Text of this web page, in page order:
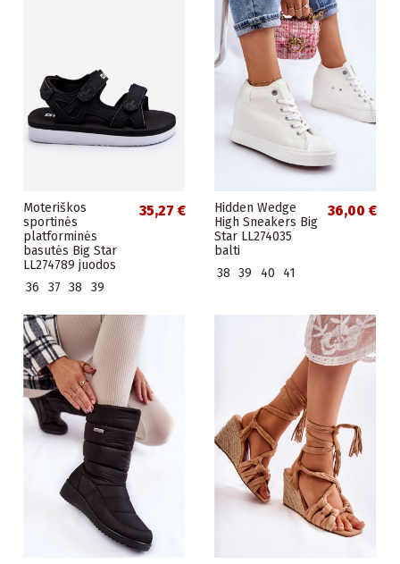
Moteriškos
sportinės
platforminės
basutės Big Star
LL274789 juodos
35,27 €
36 37 38 39
Hidden Wedge
High Sneakers Big
Star LL274035
balti
36,00 €
38 39 40 41